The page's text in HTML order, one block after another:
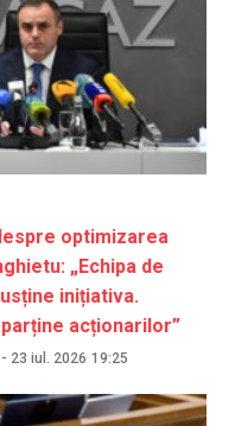
optimizarea
„Echipa de
inițiativa.
acționarilor”
- 23 iul. 2026 19:25